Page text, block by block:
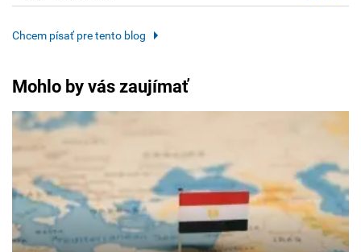
Chcem písať pre tento blog
Mohlo by vás zaujímať